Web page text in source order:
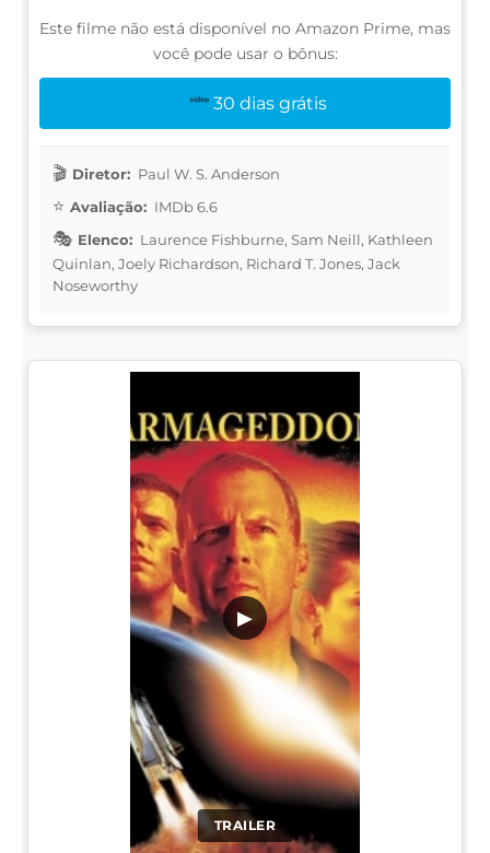
Este filme não está disponível no Amazon Prime, mas
você pode usar o bônus:
30 dias grátis
Diretor: Paul W. S. Anderson
Avaliação: IMDb 6.6
Elenco: Laurence Fishburne, Sam Neill, Kathleen
Quinlan, Joely Richardson, Richard T. Jones, Jack
Noseworthy
TRAILER
▶